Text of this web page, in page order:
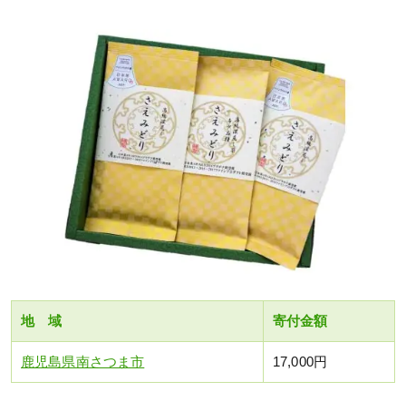
地 域 寄付金額
鹿児島県南さつま市 17,000円